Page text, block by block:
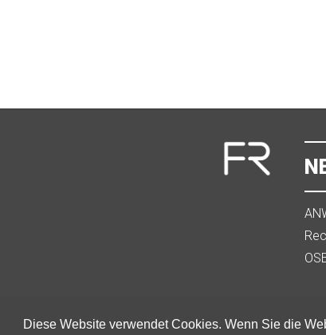
Diese Website verwendet Cookies. Wenn Sie die